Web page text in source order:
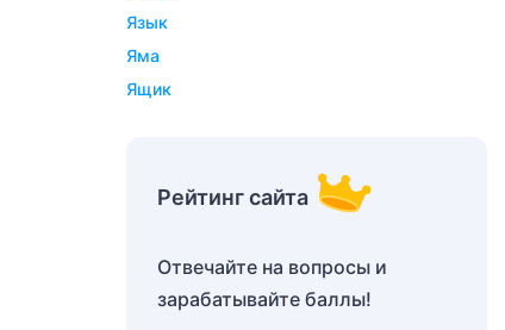
язык
яма
ящик
Рейтинг сайта
Отвечайте на вопросы и
зарабатывайте баллы!